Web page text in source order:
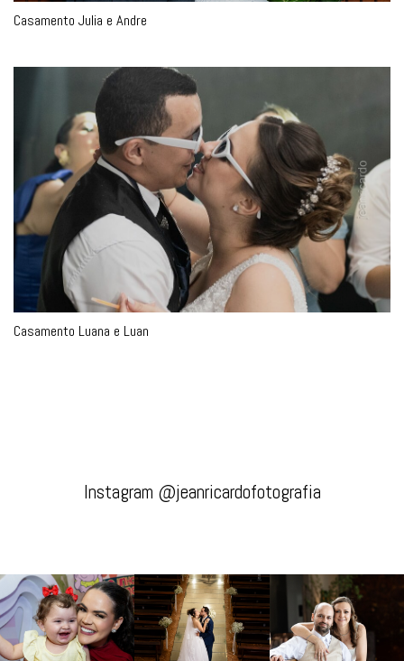
Casamento Julia e Andre
Casamento Luana e Luan
Instagram @jeanricardofotografia